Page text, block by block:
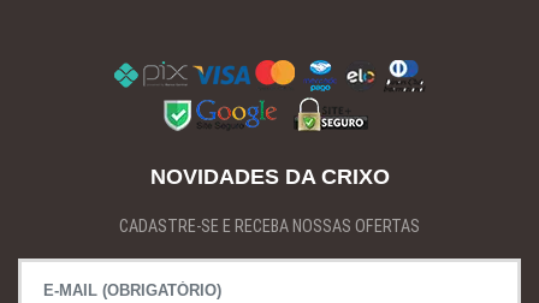
NOVIDADES DA CRIXO
CADASTRE-SE E RECEBA NOSSAS OFERTAS